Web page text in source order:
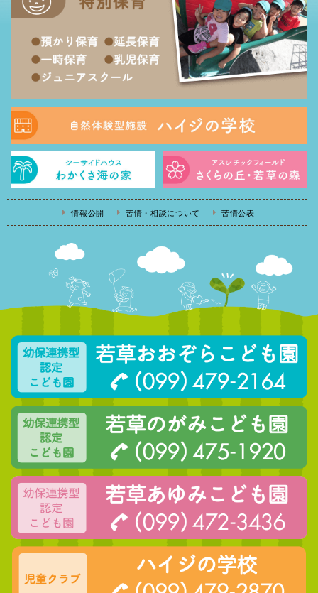
情報公開 苦情・相談について 苦情公表